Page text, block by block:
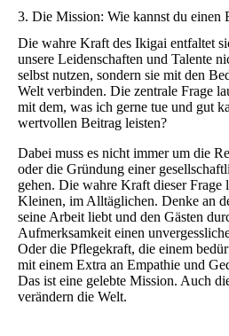
3. Die Mission: Wie kannst du einen
Die wahre Kraft des Ikigai entfaltet
unsere Leidenschaften und Talente
selbst nutzen, sondern sie mit den
Welt verbinden. Die zentrale Frage
mit dem, was ich gerne tue und gut
wertvollen Beitrag leisten?
Dabei muss es nicht immer um die
oder die Gründung einer
gehen. Die wahre Kraft dieser Frage
Kleinen, im Alltäglichen. Denke an
seine Arbeit liebt und den Gästen
Aufmerksamkeit einen
Oder die Pflegekraft, die einem
mit einem Extra an Empathie und
Das ist eine gelebte Mission. Auch
verändern die Welt.